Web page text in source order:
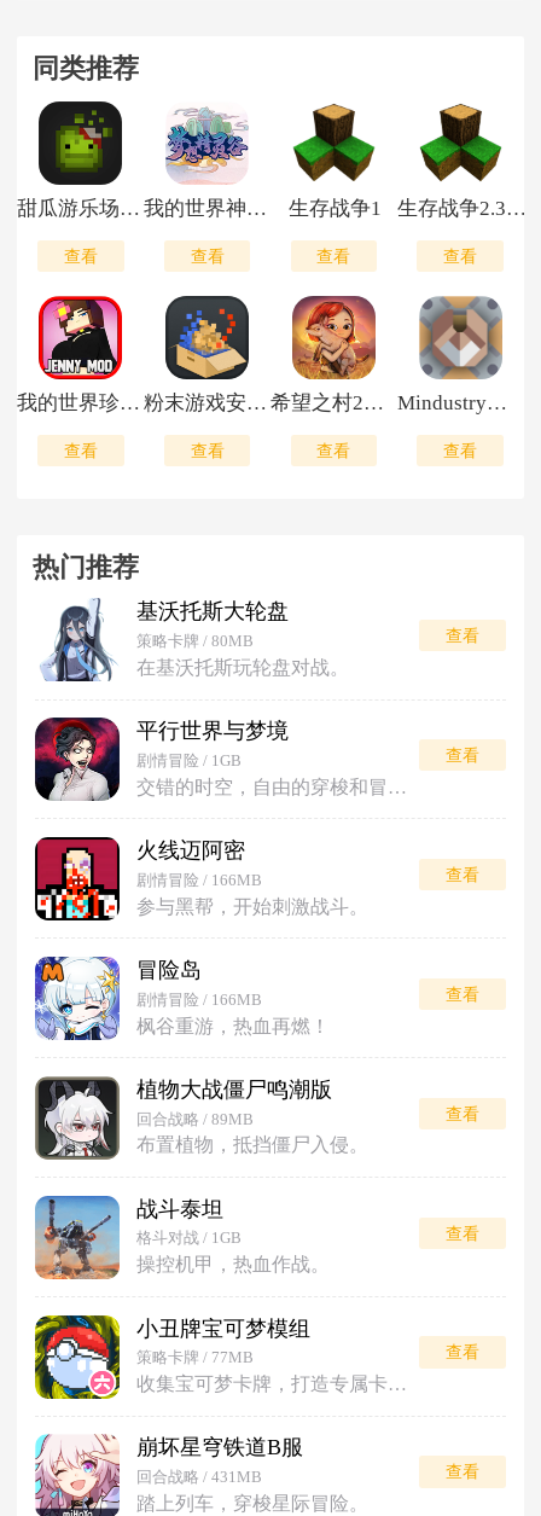
同类推荐
甜瓜游乐场33.0
查看
我的世界神奇宝贝手机版
查看
生存战争1
查看
生存战争2.3联机版
查看
我的世界珍妮完整版
查看
粉末游戏安卓版
查看
希望之村2来生
查看
Mindustry最新版
查看
热门推荐
基沃托斯大轮盘
策略卡牌 / 80MB
在基沃托斯玩轮盘对战。
查看
平行世界与梦境
剧情冒险 / 1GB
交错的时空，自由的穿梭和冒险。
查看
火线迈阿密
剧情冒险 / 166MB
参与黑帮，开始刺激战斗。
查看
冒险岛
剧情冒险 / 166MB
枫谷重游，热血再燃！
查看
植物大战僵尸鸣潮版
回合战略 / 89MB
布置植物，抵挡僵尸入侵。
查看
战斗泰坦
格斗对战 / 1GB
操控机甲，热血作战。
查看
小丑牌宝可梦模组
策略卡牌 / 77MB
收集宝可梦卡牌，打造专属卡组对战。
查看
崩坏星穹铁道B服
回合战略 / 431MB
踏上列车，穿梭星际冒险。
查看